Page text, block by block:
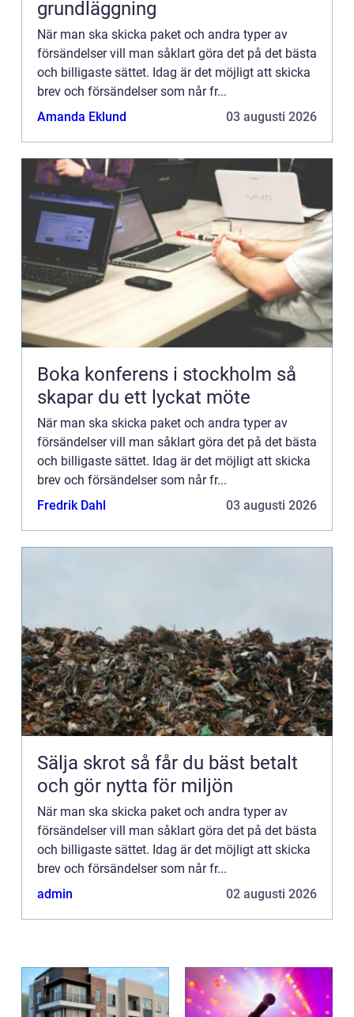
grundläggning
När man ska skicka paket och andra typer av
försändelser vill man såklart göra det på det bästa
och billigaste sättet. Idag är det möjligt att skicka
brev och försändelser som når fr...
Amanda Eklund
03 augusti 2026
Boka konferens i stockholm så
skapar du ett lyckat möte
När man ska skicka paket och andra typer av
försändelser vill man såklart göra det på det bästa
och billigaste sättet. Idag är det möjligt att skicka
brev och försändelser som når fr...
Fredrik Dahl
03 augusti 2026
Sälja skrot så får du bäst betalt
och gör nytta för miljön
När man ska skicka paket och andra typer av
försändelser vill man såklart göra det på det bästa
och billigaste sättet. Idag är det möjligt att skicka
brev och försändelser som når fr...
admin
02 augusti 2026